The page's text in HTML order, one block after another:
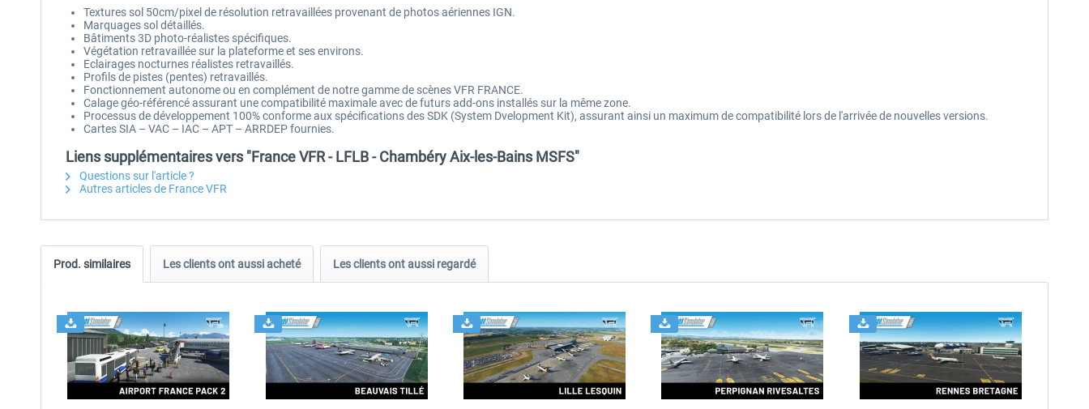
Textures sol 50cm/pixel de résolution retravaillées provenant de photos aériennes IGN.
Marquages sol détaillés.
Bâtiments 3D photo-réalistes spécifiques.
Végétation retravaillée sur la plateforme et ses environs.
Eclairages nocturnes réalistes retravaillés.
Profils de pistes (pentes) retravaillés.
Fonctionnement autonome ou en complément de notre gamme de scènes VFR FRANCE.
Calage géo-référencé assurant une compatibilité maximale avec de futurs add-ons installés sur la même zone.
Processus de développement 100% conforme aux spécifications des SDK (System Dvelopment Kit), assurant ainsi un maximum de compatibilité lors de l'arrivée de nouvelles versions.
Cartes SIA – VAC – IAC – APT – ARRDEP fournies.
Liens supplémentaires vers "France VFR - LFLB - Chambéry Aix-les-Bains MSFS"
Questions sur l'article ?
Autres articles de France VFR
Prod. similaires Les clients ont aussi acheté Les clients ont aussi regardé